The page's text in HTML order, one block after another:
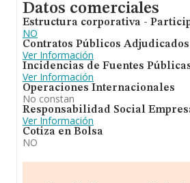
Datos comerciales
Estructura corporativa -
NO
Contratos Públicos Adjudicados
Ver Información
Incidencias de Fuentes
Ver Información
Operaciones Internacionales
No constan
Responsabilidad Social
Ver Información
Cotiza en Bolsa
NO